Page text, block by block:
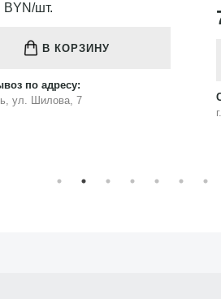
BYN/шт.
В КОРЗИНУ
по адресу:
ул. Шилова, 7